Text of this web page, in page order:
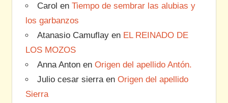
Carol en Tiempo de sembrar las alubias y
los garbanzos
Atanasio Camuflayen EL REINADO DE
LOS MOZOS
Anna Antonen Origen del apellido Antón.
Julio cesar sierraen Origen del apellido
Sierra